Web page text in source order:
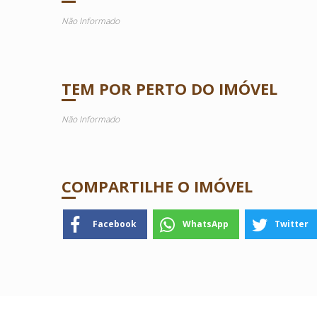
Não Informado
TEM POR PERTO DO IMÓVEL
Não Informado
COMPARTILHE O IMÓVEL
Facebook WhatsApp Twitter